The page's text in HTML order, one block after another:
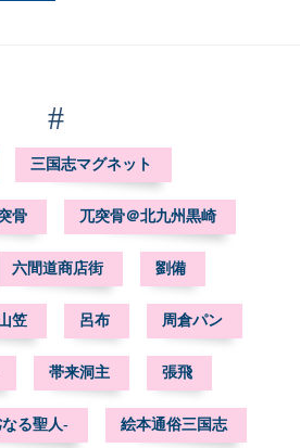
#
三国志マグネット
骨 兀突骨＠北九州黒崎
六間道商店街 劉備
笠 呂布 周倉パン
帯来洞主 張飛
る聖人- 絵本通俗三国志